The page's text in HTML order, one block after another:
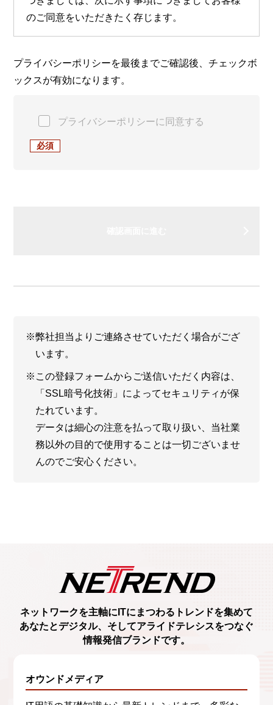
のご同意をいただきたく存じます。
アライドテレシス株式会社
〒141-0031 東京都品川区西五反田7-21-11 第
情報セキュリティ担当取締役
弊社及び弊社のビジネス・パートナーからのお客
様にとって有益と弊社が考える情報を提供するた
め
（4） その他必要に応じてお客様にコンタクト
するため
2. 取得した閲覧履歴や購買履歴等の情報を分析
して、以下の目的で利用します。
（1） お客様のご利用状況や趣向に応じ、弊社
d）第三者提供について
e）委託について
処理を委託する場合がございます。
f）開示等窓口
利用目的や個人情報の開示、訂正、利用停止等の
プライバシーポリシーを最後までご確認後、チェックボ
ックスが有効になります。
プライバシーポリシーに同意する
※弊社担当よりご連絡させていただく場合がござ
います。
※この登録フォームからご送信いただく内容は、
「SSL暗号化技術」によってセキュリティが保
たれています。
データは細心の注意を払って取り扱い、当社業
務以外の目的で使用することは一切ございませ
んのでご安心ください。
ネットワークを主軸に ITにまつわるトレンドを集めて
あなたとデジタル、 そしてアライドテレシスをつなぐ
情報発信ブランドです。
オウンドメディア